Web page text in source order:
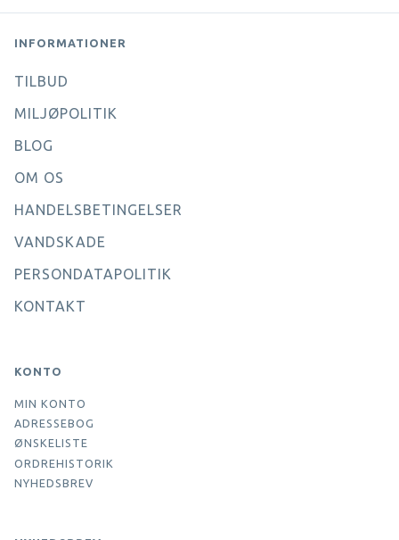
INFORMATIONER
TILBUD
MILJØPOLITIK
BLOG
OM OS
HANDELSBETINGELSER
VANDSKADE
PERSONDATAPOLITIK
KONTAKT
KONTO
MIN KONTO
ADRESSEBOG
ØNSKELISTE
ORDREHISTORIK
NYHEDSBREV